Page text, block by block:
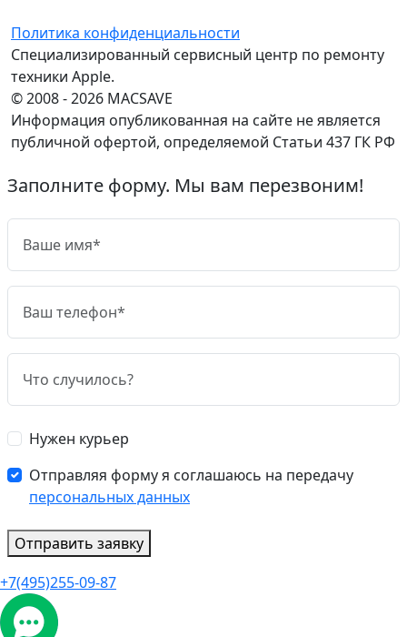
Политика конфиденциальности
Специализированный сервисный центр по ремонту
техники Apple.
© 2008 - 2026 MACSAVE
Информация опубликованная на сайте не является
публичной офертой, определяемой Статьи 437 ГК РФ
Заполните форму. Мы вам перезвоним!
Нужен курьер
Отправляя форму я соглашаюсь на передачу
персональных данных
Отправить заявку
+7(495)255-09-87